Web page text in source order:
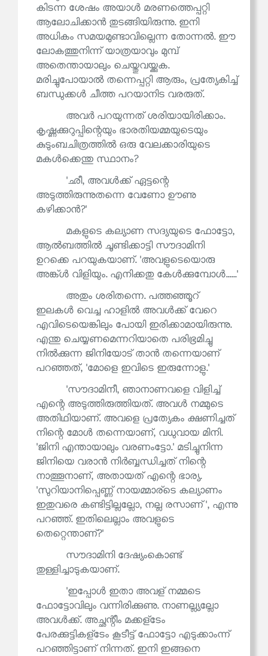
കിടന്ന ശേഷം അയാൾ മരണത്തെപ്പറ്റി
ആലോചിക്കാൻ തുടങ്ങിയിരുന്നു. ഇനി
അധികം സമയമുണ്ടാവില്ലെന്ന തോന്നൽ. ഈ
ലോകത്തുനിന്ന് യാത്രയാവും മുമ്പ്
അതെന്തായാലും ചെയ്തുവയ്ക്കുക.
മരിച്ചുപോയാൽ തന്നെപ്പറ്റി ആരും, പ്രത്യേകിച്ച്
ബന്ധുക്കൾ ചീത്ത പറയാനിട വരരുത്.
അവർ പറയുന്നത് ശരിയായിരിക്കാം.
കൃഷ്ണക്കുറുപ്പിന്റെയും ഭാരതിയമ്മയുടെയും
കുടുംബചിത്രത്തിൽ ഒരു വേലക്കാരിയുടെ
മകൾക്കെന്തു സ്ഥാനം?
'ഛീ, അവൾക്ക് ഏട്ടന്റെ
അടുത്തിരുന്നുതന്നെ വേണോ ഊണു
കഴിക്കാൻ?'
മകളുടെ കല്യാണ സദ്യയുടെ ഫോട്ടോ,
ആൽബത്തിൽ ചൂണ്ടിക്കാട്ടി സൗദാമിനി
ഉറക്കെ പറയുകയാണ്. 'അവളുടെയൊരു
അങ്ക്ൾ വിളിയും. എനിക്കതു കേൾക്കുമ്പോൾ......'
അതും ശരിതന്നെ. പത്തഞ്ഞൂറ്
ഇലകൾ വെച്ച ഹാളിൽ അവൾക്ക് വേറെ
എവിടെയെങ്കിലും പോയി ഇരിക്കാമായിരുന്നു.
എന്തു ചെയ്യണമെന്നറിയാതെ പരിഭ്രമിച്ചു
നിൽക്കുന്ന ജിനിയോട് താൻ തന്നെയാണ്
പറഞ്ഞത്, 'മോളെ ഇവിടെ ഇരുന്നോളു.'
'സൗദാമിനീ, ഞാനാണവളെ വിളിച്ച്
എന്റെ അടുത്തിരുത്തിയത്. അവൾ നമ്മുടെ
അതിഥിയാണ്. അവളെ പ്രത്യേകം ക്ഷണിച്ചത്
നിന്റെ മോൾ തന്നെയാണ്, വധുവായ മിനി.
'ജിനി എന്തായാലും വരണംട്ടോ.' മടിച്ചുനിന്ന
ജിനിയെ വരാൻ നിർബ്ബന്ധിച്ചത് നിന്റെ
നാത്തൂനാണ്, അതായത് എന്റെ ഭാര്യ.
'സുറിയാനിപ്പെണ്ണ് നായമ്മാര്‌ടെ കല്യാണം
ഇതുവരെ കണ്ടിട്ടില്ലല്ലോ, നല്ല രസാണ്', എന്നു
പറഞ്ഞ്. ഇതിലെല്ലാം അവളുടെ
തെറ്റെന്താണ്?'
സൗദാമിനി ദേഷ്യംകൊണ്ട്
തുള്ളിച്ചാടുകയാണ്.
'ഇപ്പോൾ ഇതാ അവള് നമ്മടെ
ഫോട്ടോവിലും വന്നിരിക്കുണു. നാണല്ല്യല്ലോ
അവൾക്ക്. അച്ഛന്റീം മക്കള്‌ടേം
പേരക്കുട്ടികള്‌ടേം കൂടീട്ട് ഫോട്ടോ എടുക്കാംന്ന്
പറഞ്ഞിട്ടാണ് നിന്നത്. ഇനി ഇങ്ങനെ